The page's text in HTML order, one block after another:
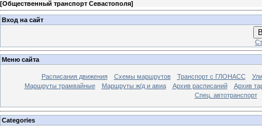
[Общественный транспорт Севастополя]
Вход на сайт
Меню сайта
Расписания движения Схемы маршрутов Транспорт с ГЛОНАСС
Маршруты трамвайные
Маршруты ж/д и авиа Архив расписаний
Архив
Спец. автотранспорт
Categories